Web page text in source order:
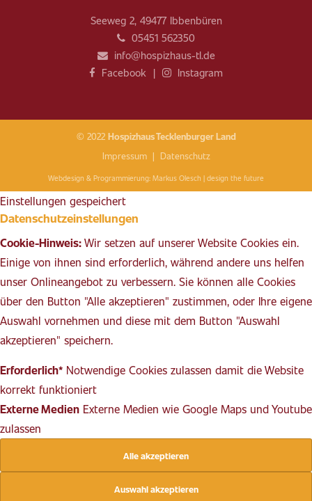
Seeweg 2, 49477 Ibbenbüren
05451 562350
info@hospizhaus-tl.de
Facebook | Instagram
© 2022 Hospizhaus Tecklenburger Land
Impressum| Datenschutz
Webdesign & Programmierung: Markus Olesch | design the future
Einstellungen gespeichert
Datenschutzeinstellungen
Cookie-Hinweis:Wir setzen auf unserer Website Cookies ein.
Einige von ihnen sind erforderlich, während andere uns helfen
unser Onlineangebot zu verbessern. Sie können alle Cookies
über den Button "Alle akzeptieren" zustimmen, oder Ihre eigene
Auswahl vornehmen und diese mit dem Button "Auswahl
akzeptieren" speichern.
Erforderlich* Notwendige Cookies zulassen damit die Website
korrekt funktioniert
Externe Medien Externe Medien wie Google Maps und Youtube
zulassen